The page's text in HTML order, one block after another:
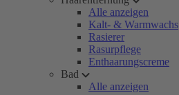
Alle anzeigen
Kalt- & Warmwachs
Rasierer
Rasurpflege
Enthaarungscreme
Bad
Alle anzeigen